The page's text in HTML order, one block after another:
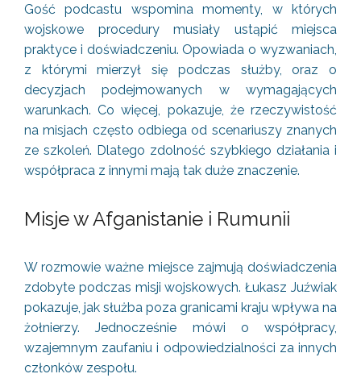
Gość podcastu wspomina momenty, w których
wojskowe procedury musiały ustąpić miejsca
praktyce i doświadczeniu. Opowiada o wyzwaniach,
z którymi mierzył się podczas służby, oraz o
decyzjach podejmowanych w wymagających
warunkach. Co więcej, pokazuje, że rzeczywistość
na misjach często odbiega od scenariuszy znanych
ze szkoleń. Dlatego zdolność szybkiego działania i
współpraca z innymi mają tak duże znaczenie.
Misje w Afganistanie i Rumunii
W rozmowie ważne miejsce zajmują doświadczenia
zdobyte podczas misji wojskowych. Łukasz Juźwiak
pokazuje, jak służba poza granicami kraju wpływa na
żołnierzy. Jednocześnie mówi o współpracy,
wzajemnym zaufaniu i odpowiedzialności za innych
członków zespołu.